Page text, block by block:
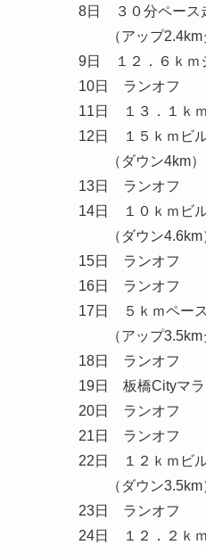
8日 ３０分ペース
（アップ2.4km
9日 １２．６ｋｍ
10日 ランオフ
11日 １３．１ｋｍ
12日 １５ｋｍビル
（ダウン4km）
13日 ランオフ
14日 １０ｋｍビル
（ダウン4.6km
15日 ランオフ
16日 ランオフ
17日 ５ｋｍペース
（アップ3.5km
18日 ランオフ
19日 板橋Cityマラ
20日 ランオフ
21日 ランオフ
22日 １２ｋｍビル
（ダウン3.5km
23日 ランオフ
24日 １２．２ｋｍ